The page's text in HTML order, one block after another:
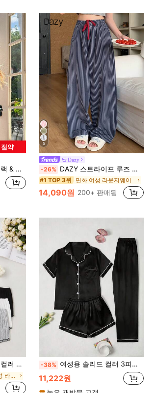
약
어 라운지웨어 세트
5
Dazy
-26% DAZY 스트라이프 루즈 드로스트링 허리 홈 팬츠 하의, 가을 파자마, 겨울
#1 TOP 3위 면화 여성 라운지웨어
14,090원 200+ 판매됨
션 아웃핏
에서 수확고 여성 라운지 세트
-38% 여성용 솔리드 컬러 3피스 파자마 세트, 반팔 버튼 칼라 탑 + 반바지 + 긴바지, 간편한 교체가 가능한 완전한 세트. 부드럽고 피부 친화적이며 통기성 있는 소재, 편안한 루즈핏, 홈 릴랙싱과 캐주얼 웨어에 적합, 다양한 색상 선택 가능, 일상적인 홈웨어로 이상적
11,222원